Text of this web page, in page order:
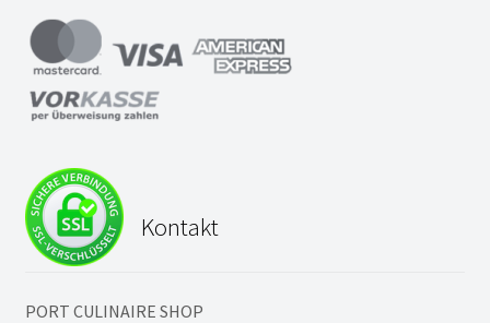
Kontakt
PORT CULINAIRE SHOP